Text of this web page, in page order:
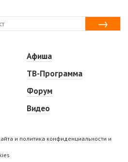
Афиша
ТВ-Программа
Форум
Видео
и политика конфиденциальности и